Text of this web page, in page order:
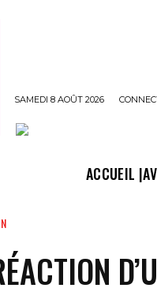
SAMEDI 8 AOÛT 2026
ACCUEIL |